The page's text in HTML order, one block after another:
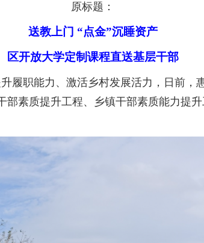
原标题：
送教上门 “点金”沉睡资产
区开放大学定制课程直送基层干部
职能力、激活乡村发展活力，日前，
部素质提升工程、乡镇干部素质能力提